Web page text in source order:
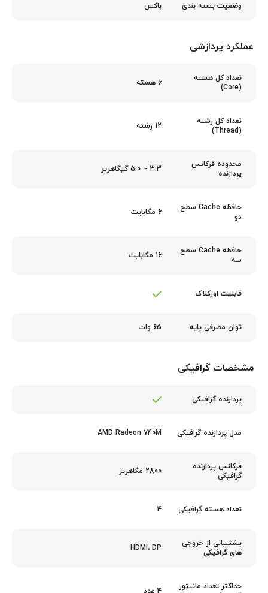
وضعیت بسته بندی باکس
عملکرد پردازشی
تعداد کل هسته
(Core)
6 هسته
تعداد کل رشته
(Thread)
12 رشته
محدوده فرکانس
پردازنده
3.3 ~ 5.0 گیگاهرتز
حافظه Cache سطح
دو
6 مگابایت
حافظه Cache سطح
سه
16 مگابایت
قابلیت اورکلاک
توان مصرفی پایه 65 وات
مشخصات گرافیکی
پردازنده گرافیکی
مدل پردازنده گرافیکی AMD Radeon 740M
فرکانس پردازنده
گرافیکی
2800 مگاهرتز
تعداد هسته گرافیکی 4
پشتیبانی از خروجی
های گرافیکی
HDMI، DP
حداکثر تعداد مانیتور